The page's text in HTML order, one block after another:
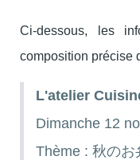
Ci-dessous, les
composition précise
L'atelier
Dimanche 12
Thème : 秋の